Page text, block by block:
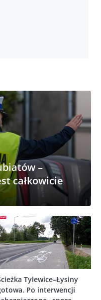
–
całkowicie
Tylewice–Łysiny
Po interwencji